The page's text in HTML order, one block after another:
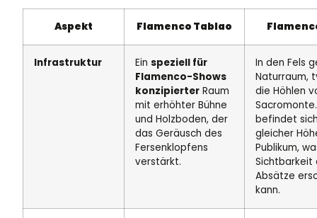
Aspekt Flamenco Tablao
Infrastruktur Ein speziell für
Flamenco-Shows
konzipierter Raum
mit erhöhter Bühne
und Holzboden, der
das Geräusch des
Fersenklopfens
verstärkt.
In den Fels
Naturraum,
die Höhlen
befindet
gleicher
Publikum,
Sichtbarkeit
Absätze
kann.